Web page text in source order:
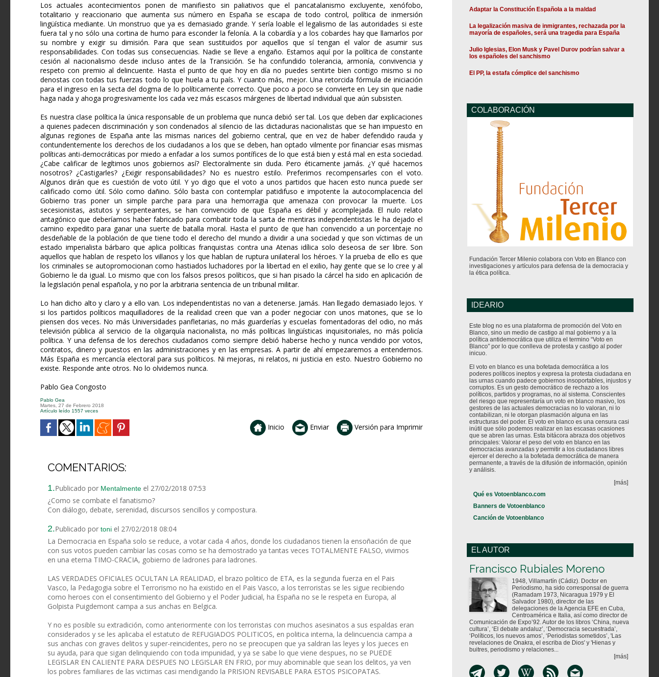
Los actuales acontecimientos ponen de manifiesto sin paliativos que el pancatalanismo excluyente, xenófobo,
totalitario y reaccionario que aumenta sus número en España se escapa de todo control, política de inmersión
lingüística mediante. Un monstruo que ya es demasiado grande. Y sería loable el legalismo de las autoridades si este
fuera tal y no sólo una cortina de humo para esconder la felonía. A la cobardía y a los cobardes hay que llamarlos por
su nombre y exigir su dimisión. Para que sean sustituidos por aquellos que sí tengan el valor de asumir sus
responsabilidades. Con todas sus consecuencias. Nadie se lleve a engaño. Estamos aquí por la política de constante
cesión al nacionalismo desde incluso antes de la Transición. Se ha confundido tolerancia, armonía, convivencia y
respeto con premio al delincuente. Hasta el punto de que hoy en día no puedes sentirte bien contigo mismo si no
denostas con todas tus fuerzas todo lo que huela a tu país. Y cuanto más, mejor. Una retorcida fórmula de iniciación
para el ingreso en la secta del dogma de lo políticamente correcto. Que poco a poco se convierte en Ley sin que nadie
haga nada y ahoga progresivamente los cada vez más escasos márgenes de libertad individual que aún subsisten.
Es nuestra clase política la única responsable de un problema que nunca debió ser tal. Los que deben dar explicaciones
a quienes padecen discriminación y son condenados al silencio de las dictaduras nacionalistas que se han impuesto en
algunas regiones de España ante las mismas narices del gobierno central, que en vez de haber defendido rauda y
contundentemente los derechos de los ciudadanos a los que se deben, han optado vilmente por financiar esas mismas
políticas anti-democráticas por miedo a enfadar a los sumos pontífices de lo que está bien y está mal en esta sociedad.
¿Cabe calificar de legítimos unos gobiernos así? Electoralmente sin duda. Pero éticamente jamás. ¿Y qué hacemos
nosotros? ¿Castigarles? ¿Exigir responsabilidades? No es nuestro estilo. Preferimos recompensarles con el voto.
Algunos dirán que es cuestión de voto útil. Y yo digo que el voto a unos partidos que hacen esto nunca puede ser
calificado como útil. Sólo como dañino. Sólo basta con contemplar patidifuso e impotente la autocomplacencia del
Gobierno tras poner un simple parche para para una hemorragia que amenaza con provocar la muerte. Los
secesionistas, astutos y serpenteantes, se han convencido de que España es débil y acomplejada. El nulo relato
antagónico que deberíamos haber fabricado para combatir toda la sarta de mentiras independentistas le ha dejado el
camino expedito para ganar una suerte de batalla moral. Hasta el punto de que han convencido a un porcentaje no
desdeñable de la población de que tiene todo el derecho del mundo a dividir a una sociedad y que son víctimas de un
estado imperialista bárbaro que aplica políticas franquistas contra una Atenas idílica solo deseosa de ser libre. Son
aquellos que hablan de respeto los villanos y los que hablan de ruptura unilateral los héroes. Y la prueba de ello es que
los criminales se autopromocionan como hastiados luchadores por la libertad en el exilio, hay gente que se lo cree y al
Gobierno le da igual. Lo mismo que con los falsos presos políticos, que si han pisado la cárcel ha sido en aplicación de
la legislación penal española, y no por la arbitraria sentencia de un tribunal militar.
Lo han dicho alto y claro y a ello van. Los independentistas no van a detenerse. Jamás. Han llegado demasiado lejos. Y
si los partidos políticos maquilladores de la realidad creen que van a poder negociar con unos matones, que se lo
piensen dos veces. No más Universidades panfletarias, no más guarderías y escuelas fomentadoras del odio, no más
televisión pública al servicio de la oligarquía nacionalista, no más políticas lingüísticas inquisitoriales, no más policía
política. Y una defensa de los derechos ciudadanos como siempre debió haberse hecho y nunca vendido por votos,
contratos, dinero y puestos en las administraciones y en las empresas. A partir de ahí empezaremos a entendernos.
Más España es mercancía electoral para sus políticos. Ni mejoras, ni relatos, ni justicia en esto. Nuestro Gobierno no
existe. Responde ante otros. No lo olvidemos nunca.
Pablo Gea Congosto
Pablo Gea
Martes, 27 de Febrero 2018
Artículo leído 1557 veces
Inicio Enviar Versión para Imprimir
COMENTARIOS:
1.Publicado por Mentalmente el 27/02/2018 07:53
¿Como se combate el fanatismo?
Con diálogo, debate, serenidad, discursos sencillos y compostura.
2.Publicado por toni el 27/02/2018 08:04
La Democracia en España solo se reduce, a votar cada 4 años, donde los ciudadanos tienen la ensoñación de que
con sus votos pueden cambiar las cosas como se ha demostrado ya tantas veces TOTALMENTE FALSO, vivimos
en una eterna TIMO-CRACIA, gobierno de ladrones para ladrones.
LAS VERDADES OFICIALES OCULTAN LA REALIDAD, el brazo politico de ETA, es la segunda fuerza en el Pais
Vasco, la Pedagogia sobre el Terrorismo no ha existido en el Pais Vasco, a los terroristas se les sigue recibiendo
como heroes con el consentimiento del Gobierno y el Poder Judicial, ha España no se le respeta en Europa, al
Golpista Puigdemont campa a sus anchas en Belgica.
Y no es posible su extradición, como anteriormente con los terroristas con muchos asesinatos a sus espaldas eran
considerados y se les aplicaba el estatuto de REFUGIADOS POLITICOS, en politica interna, la delincuencia campa a
sus anchas con graves delitos y super-reincidentes, pero no se preocupen que ya saldran las leyes y los jueces en
su ayuda, para que sigan delinquiendo con toda impunidad, y ya se sabe lo que viene despues, no se PUEDE
LEGISLAR EN CALIENTE PARA DESPUES NO LEGISLAR EN FRIO, por muy abominable que sean los delitos, ya ven
los pobres familiares de las victimas casi mendigando la PRISION REVISABLE PARA ESTOS PSICOPATAS.
Adaptar la Constitución Española a la maldad
La legalización masiva de inmigrantes, rechazada por la
mayoría de españoles, será una tragedia para España
Julio Iglesias, Elon Musk y Pavel Durov podrían salvar a
los españoles del sanchismo
El PP, la estafa cómplice del sanchismo
COLABORACIÓN
Fundación Tercer Milenio colabora con Voto en Blanco con
investigaciones y artículos para defensa de la democracia y
la ética política.
IDEARIO
Este blog no es una plataforma de promoción del Voto en
Blanco, sino un medio de castigo al mal gobierno y a la
política antidemocrática que utiliza el termino “Voto en
Blanco” por lo que conlleva de protesta y castigo al poder
inicuo.
El voto en blanco es una bofetada democrática a los
poderes políticos ineptos y expresa la protesta ciudadana en
las urnas cuando padece gobiernos insoportables, injustos y
corruptos. Es un gesto democrático de rechazo a los
políticos, partidos y programas, no al sistema. Conscientes
del riesgo que representaría un voto en blanco masivo, los
gestores de las actuales democracias no lo valoran, ni lo
contabilizan, ni le otorgan plasmación alguna en las
estructuras del poder. El voto en blanco es una censura casi
inútil que sólo podemos realizar en las escasas ocasiones
que se abren las urnas. Esta bitácora abraza dos objetivos
principales: Valorar el peso del voto en blanco en las
democracias avanzadas y permitir a los ciudadanos libres
ejercer el derecho a la bofetada democrática de manera
permanente, a través de la difusión de información, opinión
y análisis.
[más]
Qué es Votoenblanco.com
Banners de Votoenblanco
Canción de Votoenblanco
EL AUTOR
Francisco Rubiales Moreno
1948, Villamartín (Cádiz). Doctor en
Periodismo, ha sido corresponsal de guerra
(Ramadam 1973, Nicaragua 1979 y El
Salvador 1980), director de las
delegaciones de la Agencia EFE en Cuba,
Centroamérica e Italia, así como director de
Comunicación de Expo’92. Autor de los libros ‘China, nueva
cultura’, ‘El debate andaluz’, ‘Democracia secuestrada’,
‘Políticos, los nuevos amos’, ‘Periodistas sometidos’, 'Las
revelaciones de Onakra, el escriba de Dios' y 'Hienas y
buitres, periodismo y relaciones...
[más]